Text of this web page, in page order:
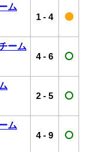
ム
1 - 4
ーム
4- 6
2 - 5
ム
4- 9